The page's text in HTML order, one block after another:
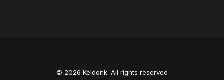
© 2026 Keldonk. All rights reserved